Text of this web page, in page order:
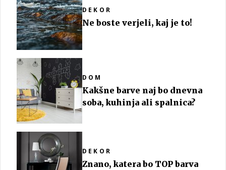
DEKOR
Ne boste verjeli, kaj je to!
DOM
Kakšne barve naj bo dnevna
soba, kuhinja ali spalnica?
DEKOR
Znano, katera bo TOP barva